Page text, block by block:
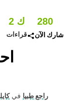
2 ك
قراءات
280
شارك الآن
راجع طبيا في